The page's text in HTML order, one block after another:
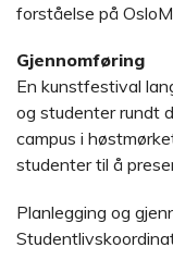
forståelse på
Gjennomføring
En kunstfestival
og studenter rundt
campus i
studenter til å
Planlegging og